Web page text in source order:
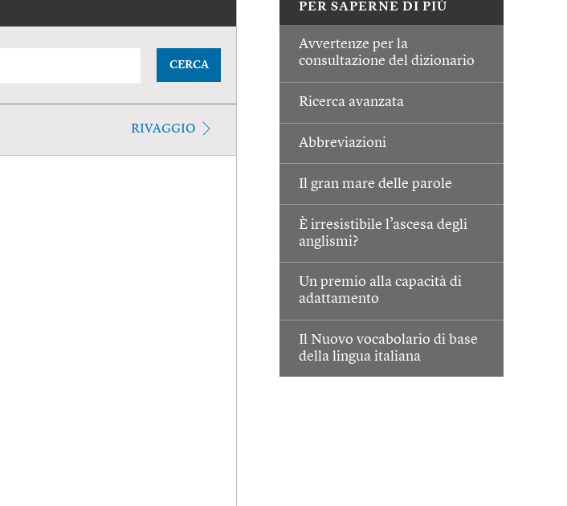
PER SAPERNE DI PIÙ
Avvertenze per la
consultazione del dizionario
Ricerca avanzata
Abbreviazioni
Il gran mare delle parole
È irresistibile l’ascesa degli
anglismi?
Un premio alla capacità di
adattamento
Il Nuovo vocabolario di base
della lingua italiana
CERCA
RIVAGGIO